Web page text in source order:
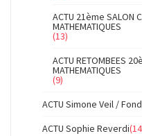
ACTU 21ème SALON
MATHEMATIQUES
(13)
ACTU RETOMBEES
MATHEMATIQUES
(9)
ACTU Simone Veil /
ACTU Sophie Reverdi